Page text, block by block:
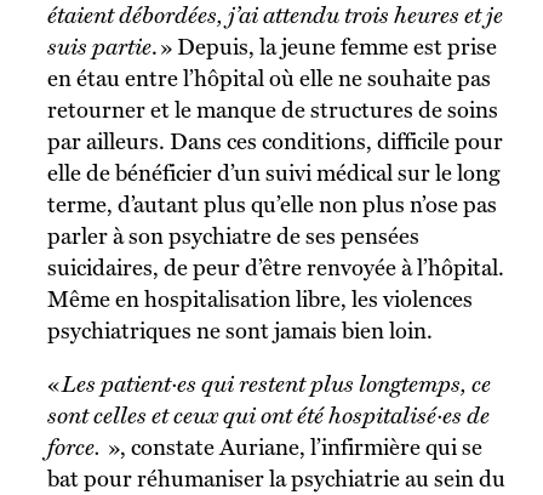
étaient débordées, j’ai attendu trois heures et je
suis partie. » Depuis, la jeune femme est prise
en étau entre l’hôpital où elle ne souhaite pas
retourner et le manque de structures de soins
par ailleurs. Dans ces conditions, difficile pour
elle de bénéficier d’un suivi médical sur le long
terme, d’autant plus qu’elle non plus n’ose pas
parler à son psychiatre de ses pensées
suicidaires, de peur d’être renvoyée à l’hôpital.
Même en hospitalisation libre, les violences
psychiatriques ne sont jamais bien loin.
«Les patient·es qui restent plus longtemps, ce
sont celles et ceux qui ont été hospitalisé·es de
force. », constate Auriane, l’infirmière qui se
bat pour réhumaniser la psychiatrie au sein du